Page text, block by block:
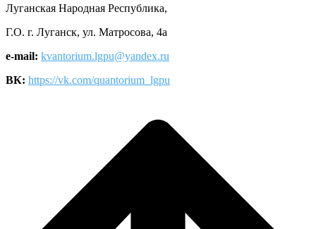
Луганская Народная Республика,
Г.О. г. Луганск, ул. Матросова, 4а
e-mail: kvantorium.lgpu@yandex.ru
ВК: https://vk.com/quantorium_lgpu